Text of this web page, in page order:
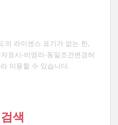
의 라이센스 표기가 없는 한,
표시-비영리-동일조건변경허
이용할 수 있습니다.
색